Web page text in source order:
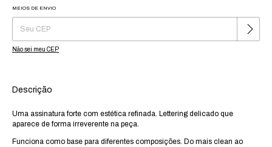
Entregas para o CEP:
MEIOS DE ENVIO
Não sei meu CEP
Descrição
Uma assinatura forte com estética refinada. Lettering delicado que
aparece de forma irreverente na peça.
Funciona como base para diferentes composições. Do mais clean ao